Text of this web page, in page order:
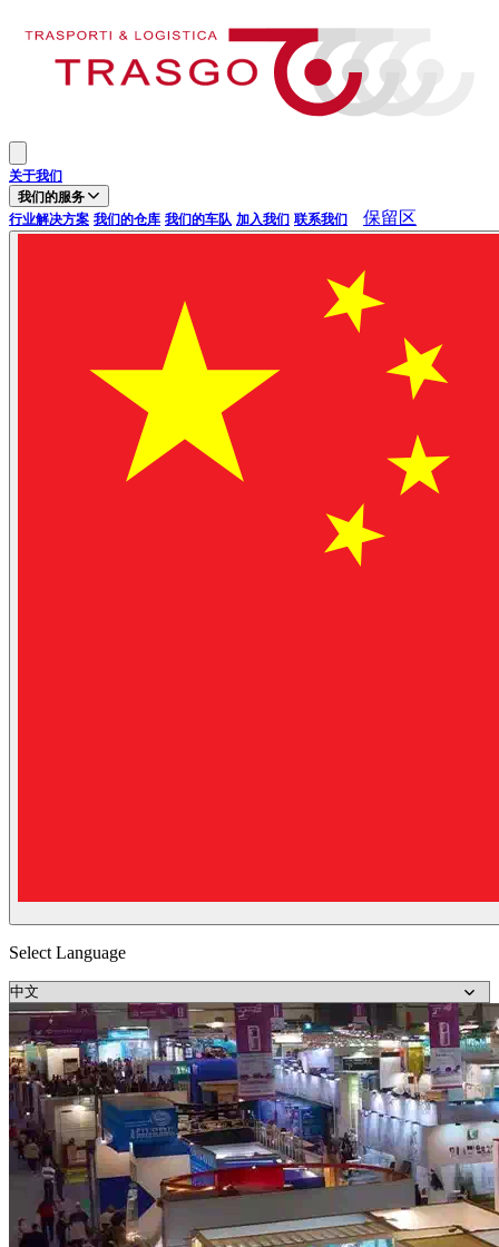
关于我们
我们的服务
行业解决方案 我们的仓库 我们的车队 加入我们 联系我们 保留区
Select Language